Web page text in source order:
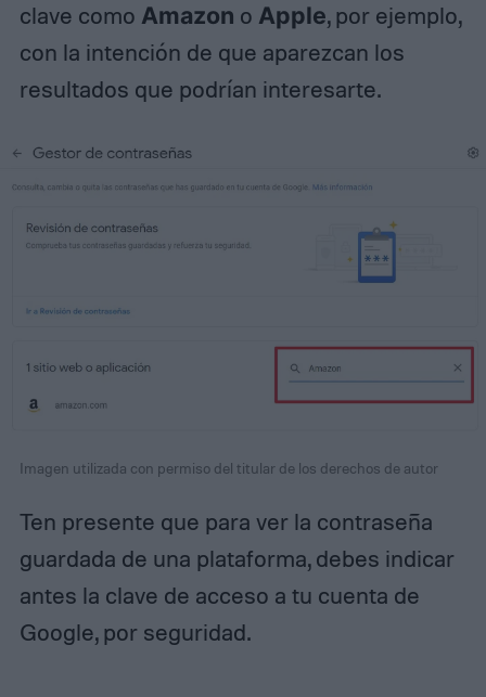
clave como Amazon o Apple, por ejemplo,
con la intención de que aparezcan los
resultados que podrían interesarte.
Imagen utilizada con permiso del titular de los derechos de autor
Ten presente que para ver la contraseña
guardada de una plataforma, debes indicar
antes la clave de acceso a tu cuenta de
Google, por seguridad.